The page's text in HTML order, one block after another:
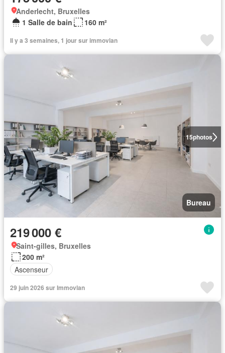
Anderlecht, Bruxelles
1 Salle de bain
160 m²
Il y a 3 semaines, 1 jour sur immovlan
15photos
Bureau
219 000 €
Saint-gilles, Bruxelles
200 m²
Ascenseur
29 juin 2026 sur Immovlan